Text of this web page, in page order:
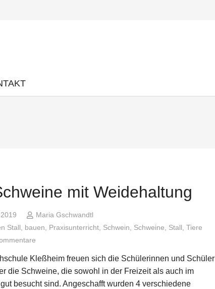
mit Weidehaltung
Maria Gschwandtl
Stall
bauen Praxisunterricht Schwein Schweine Stall ,Tiere
Kleßheim freuen sich die Schülerinnen und Schüler
die Schweine, die sowohl in der Freizeit als auch im
besucht sind. Angeschafft wurden 4 verschiedene